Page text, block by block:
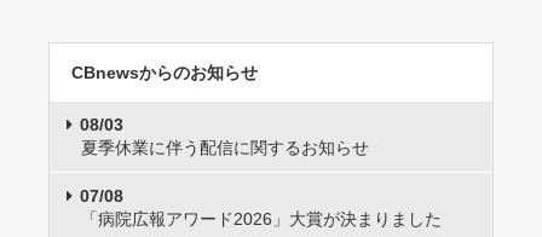
CBnewsからのお知らせ
08/03
夏季休業に伴う配信に関するお知らせ
07/08
「病院広報アワード2026」大賞が決まりました